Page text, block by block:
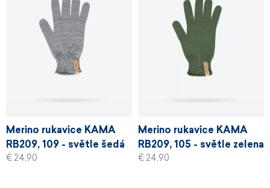
Merino rukavice KAMA
RB209, 109 - světle šedá
€ 24,90
Merino rukavice KAMA
RB209, 105 - světle zelena
€ 24,90